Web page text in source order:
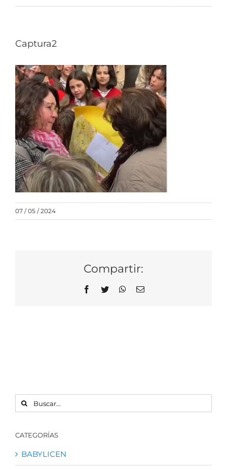
Captura2
07 / 05 / 2024
Compartir:
Facebook
Twitter WhatsApp
Correo
BUSCAR:
CATEGORÍAS
BABYLICEN